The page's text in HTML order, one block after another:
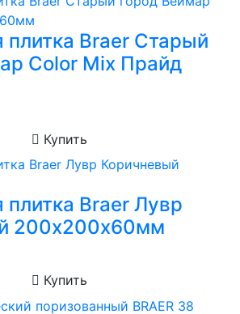
плитка Braer Старый
Color Mix Прайд
Купить
плитка Braer Лувр
200х200х60мм
Купить